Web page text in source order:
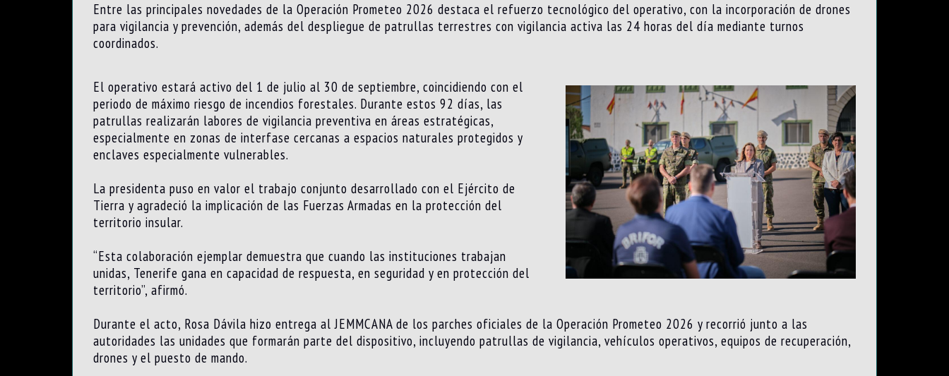
Entre las principales novedades de la Operación Prometeo 2026 destaca el refuerzo tecnológico del operativo, con la incorporación de drones
para vigilancia y prevención, además del despliegue de patrullas terrestres con vigilancia activa las 24 horas del día mediante turnos
coordinados.
El operativo estará activo del 1 de julio al 30 de septiembre, coincidiendo con el
periodo de máximo riesgo de incendios forestales. Durante estos 92 días, las
patrullas realizarán labores de vigilancia preventiva en áreas estratégicas,
especialmente en zonas de interfase cercanas a espacios naturales protegidos y
enclaves especialmente vulnerables.
La presidenta puso en valor el trabajo conjunto desarrollado con el Ejército de
Tierra y agradeció la implicación de las Fuerzas Armadas en la protección del
territorio insular.
“Esta colaboración ejemplar demuestra que cuando las instituciones trabajan
unidas, Tenerife gana en capacidad de respuesta, en seguridad y en protección del
territorio”, afirmó.
Durante el acto, Rosa Dávila hizo entrega al JEMMCANA de los parches oficiales de la Operación Prometeo 2026 y recorrió junto a las
autoridades las unidades que formarán parte del dispositivo, incluyendo patrullas de vigilancia, vehículos operativos, equipos de recuperación,
drones y el puesto de mando.